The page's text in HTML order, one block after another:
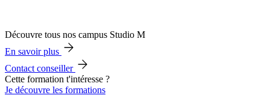
Découvre tous nos campus Studio M
En savoir plus
Contact conseiller
Cette formation t'intéresse ?
Je découvre les formations